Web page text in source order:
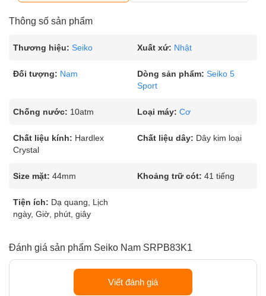
Thông số sản phẩm
Thương hiệu: Seiko Xuất xứ: Nhật
Đối tượng: Nam Dòng sản phẩm: Seiko 5
Sport
Chống nước: 10atm Loại máy: Cơ
Chất liệu kính: Hardlex
Crystal
Chất liệu dây: Dây kim loại
Size mặt: 44mm Khoảng trữ cót: 41 tiếng
Tiện ích: Dạ quang, Lịch
ngày, Giờ, phút, giây
Đánh giá sản phẩm Seiko Nam SRPB83K1
Viết đánh giá